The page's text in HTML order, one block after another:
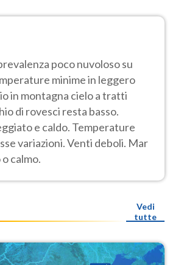
poco nuvoloso su
minime in leggero
in montagna cielo a tratti
di rovesci resta basso.
e caldo. Temperature
variazioni. Venti deboli. Mar
calmo.
Vedi
tutte